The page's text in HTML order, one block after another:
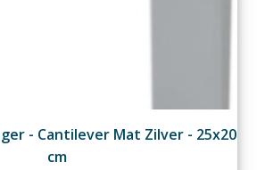
- Cantilever Mat Zilver - 25x20
cm